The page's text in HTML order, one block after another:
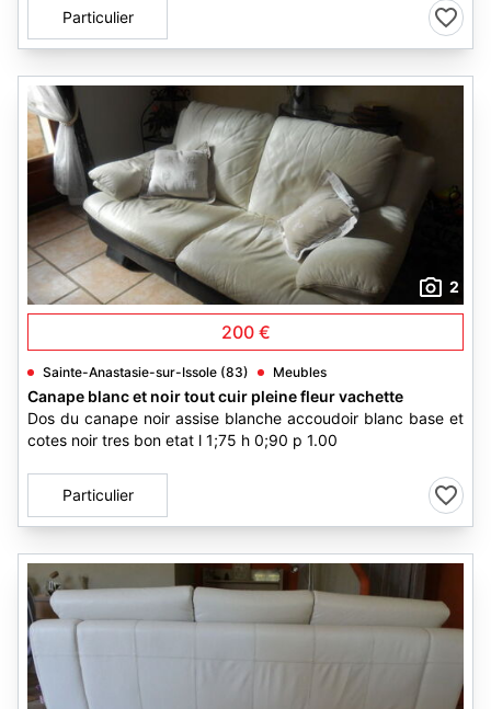
Particulier
2
200 €
Sainte-Anastasie-sur-Issole (83) Meubles
Canape blanc et noir tout cuir pleine fleur vachette
Dos du canape noir assise blanche accoudoir blanc base et
cotes noir tres bon etat l 1;75 h 0;90 p 1.00
Particulier